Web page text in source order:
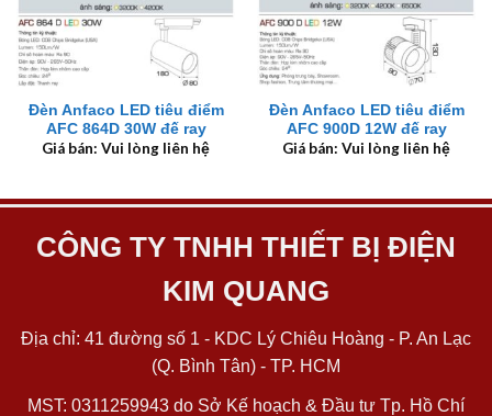
Đèn Anfaco LED tiêu điểm
AFC 864D 30W đế ray
Giá bán: Vui lòng liên hệ
Đèn Anfaco LED tiêu điểm
AFC 900D 12W đế ray
Giá bán: Vui lòng liên hệ
CÔNG TY TNHH THIẾT BỊ ĐIỆN
KIM QUANG
Địa chỉ: 41 đường số 1 - KDC Lý Chiêu Hoàng - P. An Lạc
(Q. Bình Tân) - TP. HCM
MST: 0311259943 do Sở Kế hoạch & Đầu tư Tp. Hồ Chí